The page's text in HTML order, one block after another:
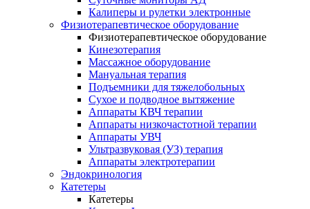
Калиперы и рулетки электронные
Физиотерапевтическое оборудование
Физиотерапевтическое оборудование
Кинезотерапия
Массажное оборудование
Мануальная терапия
Подъемники для тяжелобольных
Сухое и подводное вытяжение
Аппараты КВЧ терапии
Аппараты низкочастотной терапии
Аппараты УВЧ
Ультразвуковая (УЗ) терапия
Аппараты электротерапии
Эндокринология
Катетеры
Катетеры